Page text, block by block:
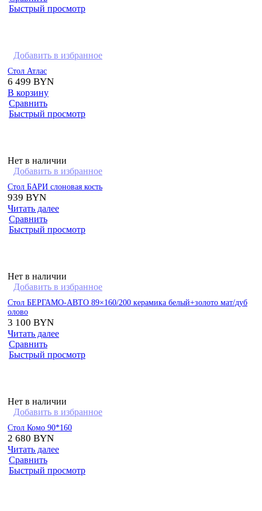
Быстрый просмотр
Добавить в избранное
Стол Атлас
6 499 BYN
В корзину
Сравнить
Быстрый просмотр
Нет в наличии
Добавить в избранное
Стол БАРИ слоновая кость
939 BYN
Читать далее
Сравнить
Быстрый просмотр
Нет в наличии
Добавить в избранное
Стол БЕРГАМО-АВТО 89×160/200 керамика белый+золото мат/дуб
олово
3 100 BYN
Читать далее
Сравнить
Быстрый просмотр
Нет в наличии
Добавить в избранное
Стол Комо 90*160
2 680 BYN
Читать далее
Сравнить
Быстрый просмотр